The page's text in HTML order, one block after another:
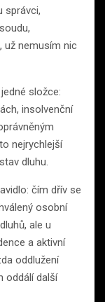
správci,
už nemusím nic
složce:
insolvenční
nejrychlejší
dluhu.
čím dřív se
osobní
ale u
a aktivní
oddlužení
oddálí další